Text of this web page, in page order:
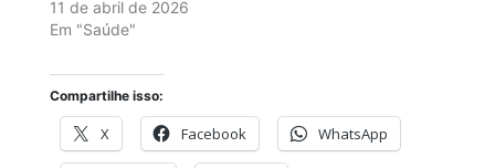
11 de abril de 2026
Em "Saúde"
Compartilhe isso:
X Facebook WhatsApp